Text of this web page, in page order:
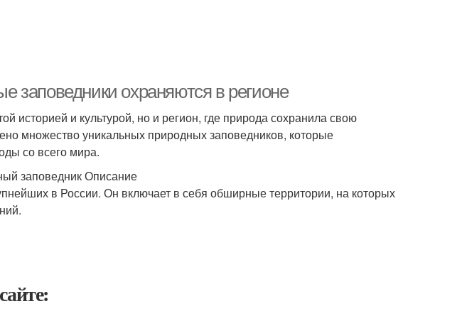
заповедники охраняются в регионе
историей и культурой, но и регион, где природа сохранила свою
множество уникальных природных заповедников, которые
со всего мира.
заповедник Описание
в России. Он включает в себя обширные территории, на которых